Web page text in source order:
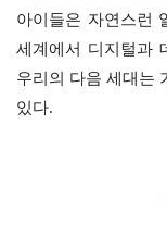
아이들은 자연스런
세계에서 디지털과
우리의 다음 세대는
있다.